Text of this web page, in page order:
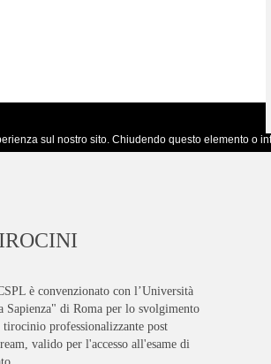
sul nostro sito. Chiudendo questo elemento
è convenzionato con l’Università
Sapienza" di Roma per lo svolgimento
tirocinio professionalizzante post
valido per l'accesso all'esame di